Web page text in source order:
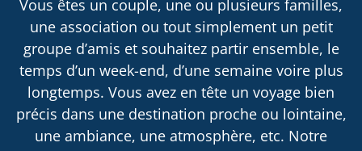
Vous êtes un couple, une ou plusieurs familles,
une association ou tout simplement un petit
groupe d’amis et souhaitez partir ensemble, le
temps d’un week-end, d’une semaine voire plus
longtemps. Vous avez en tête un voyage bien
précis dans une destination proche ou lointaine,
une ambiance, une atmosphère, etc. Notre